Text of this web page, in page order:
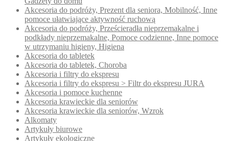
Akcesoria do podróży, Prezent dla seniora, Mobilność, Inne
pomoce ułatwiające aktywność ruchową
Akcesoria do podróży, Prześcieradła nieprzemakalne i
podkłady nieprzemakalne, Pomoce codzienne, Inne pomoce
w utrzymaniu higieny, Higiena
Akcesoria do tabletek
Akcesoria do tabletek, Choroba
Akcesoria i filtry do ekspresu
Akcesoria i filtry do ekspresu > Filtr do ekspresu JURA
Akcesoria i pomoce kuchenne
Akcesoria krawieckie dla seniorów
Akcesoria krawieckie dla seniorów, Wzrok
Alkomaty
Artykuły biurowe
Artykuły ekologiczne